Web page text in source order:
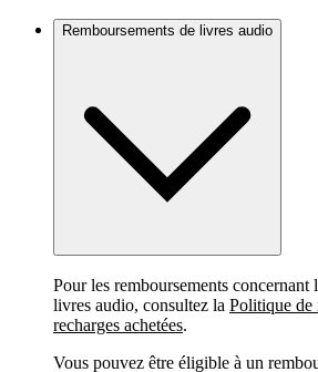
Remboursements de livres audio
Pour les remboursements concernant
livres audio, consultez la Politique de
recharges achetées.
Vous pouvez être éligible à un